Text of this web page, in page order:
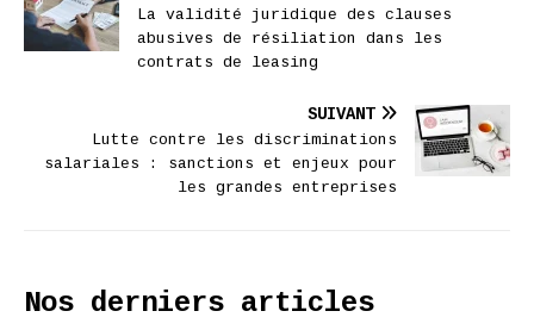
La validité juridique des clauses
abusives de résiliation dans les
contrats de leasing
SUIVANT
Lutte contre les discriminations
salariales : sanctions et enjeux pour
les grandes entreprises
Nos derniers articles